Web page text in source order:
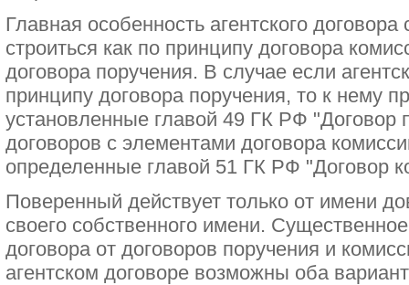
Главная особенность агентского
строиться как по принципу договора
договора поручения. В случае если
принципу договора поручения, то к нему
установленные главой 49 ГК РФ "Договор
договоров с элементами договора
определенные главой 51 ГК РФ "Договор
Поверенный действует только от имени
своего собственного имени. Существенное
договора от договоров поручения и
агентском договоре возможны оба